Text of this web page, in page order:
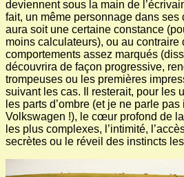
deviennent sous la main de
fait, un même personnage dans ses
aura soit une certaine constance
moins calculateurs), ou au contraire
comportements assez marqués
découvrira de façon progressive,
trompeuses ou les premières
suivant les cas. Il resterait, pour les
les parts d’ombre (et je ne parle
Volkswagen !), le cœur profond de
les plus complexes, l’intimité,
secrètes ou le réveil des instincts